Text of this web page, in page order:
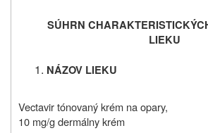
SÚHRN
LIEKU
NÁZOV LIEKU
Vectavir tónovaný krém na opary,
10 mg/g dermálny krém